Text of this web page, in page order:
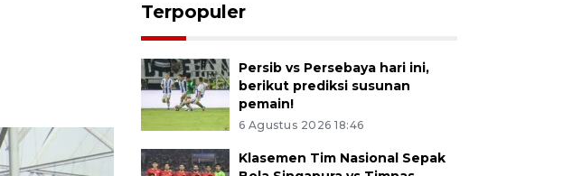
Terpopuler
Persib vs Persebaya hari ini,
berikut prediksi susunan
pemain!
6 Agustus 2026 18:46
Klasemen Tim Nasional Sepak